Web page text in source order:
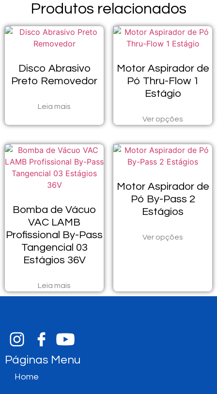
Produtos relacionados
Disco Abrasivo
Preto Removedor
Leia mais
Motor Aspirador de
Pó Thru-Flow 1
Estágio
Ver opções
Bomba de Vácuo
VAC LAMB
Profissional By-Pass
Tangencial 03
Estágios 36V
Leia mais
Motor Aspirador de
Pó By-Pass 2
Estágios
Ver opções
Páginas Menu
Home